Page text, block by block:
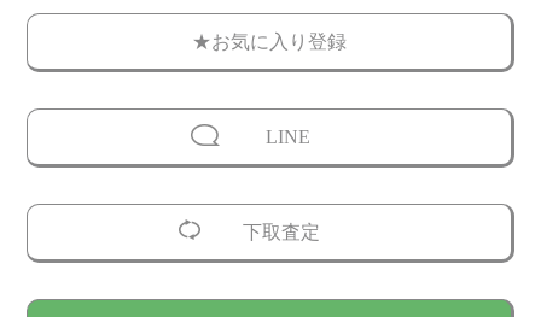
★お気に入り登録
LINE
下取査定